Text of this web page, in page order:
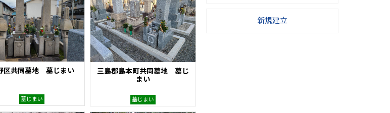
区共同墓地 墓じまい
墓じまい
三島郡島本町共同墓地 墓じ
まい
墓じまい
新規建立